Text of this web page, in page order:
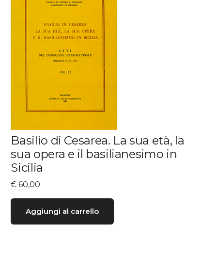
Basilio di Cesarea. La sua età, la
sua opera e il basilianesimo in
Sicilia
€ 60,00
Aggiungi al carrello